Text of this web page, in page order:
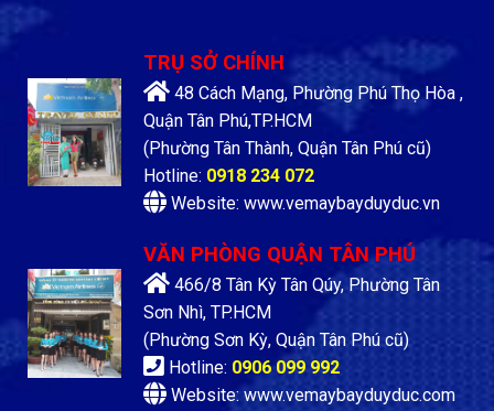
TRỤ SỞ CHÍNH
48 Cách Mạng, Phường Phú Thọ Hòa ,
Quận Tân Phú,TP.HCM
(Phường Tân Thành, Quận Tân Phú cũ)
Hotline: 0918 234 072
Website: www.vemaybayduyduc.vn
VĂN PHÒNG QUẬN TÂN PHÚ
466/8 Tân Kỳ Tân Qúy, Phường Tân
Sơn Nhì, TP.HCM
(Phường Sơn Kỳ, Quận Tân Phú cũ)
Hotline: 0906 099 992
Website: www.vemaybayduyduc.com